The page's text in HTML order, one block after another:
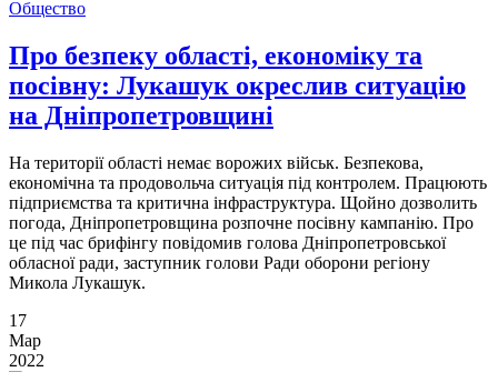
Общество
Про безпеку області, економіку та
посівну: Лукашук окреслив ситуацію
на Дніпропетровщині
На території області немає ворожих військ. Безпекова,
економічна та продовольча ситуація під контролем. Працюють
підприємства та критична інфраструктура. Щойно дозволить
погода, Дніпропетровщина розпочне посівну кампанію. Про
це під час брифінгу повідомив голова Дніпропетровської
обласної ради, заступник голови Ради оборони регіону
Микола Лукашук.
17
Мар
2022